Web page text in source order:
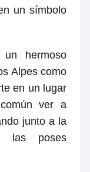
un símbolo
hermoso
Alpes como
en un lugar
ver a
junto a la
las poses